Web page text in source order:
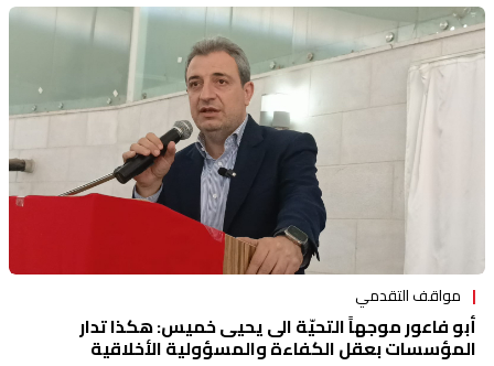
مواقف التقدمي
أبو فاعور موجهاً التحيّة الى يحيى خميس: هكذا تدار
المؤسسات بعقل الكفاءة والمسؤولية الأخلاقية